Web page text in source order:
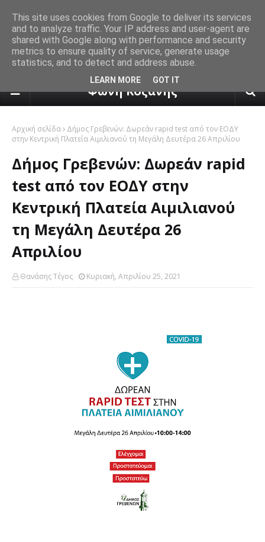
πρόγνωση καιρού από το
Φωνή Κοζάνης
Αρχική σελίδα
Δήμος Γρεβενών: Δωρεάν rapid test από τον ΕΟΔΥ
στην Κεντρική Πλατεία Αιμιλιανού τη Μεγάλη Δευτέρα 26 Απριλίου
Δήμος Γρεβενών: Δωρεάν rapid
test από τον ΕΟΔΥ στην
Κεντρική Πλατεία Αιμιλιανού
τη Μεγάλη Δευτέρα 26
Απριλίου
Θανάσης Τέγος Κυριακή, Απριλίου 25, 2021
This site uses cookies from Google to deliver its services
and to analyze traffic. Your IP address and user-agent are
shared with Google along with performance and security
metrics to ensure quality of service, generate usage
statistics, and to detect and address abuse.
LEARN MORE GOT IT